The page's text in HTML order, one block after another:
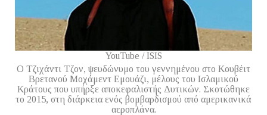
YouTube / ISIS
Ο Τζιχάντι Τζον, ψευδώνυμο του γεννημένου στο Κουβέιτ
Βρετανού Μοχάμεντ Εμουάζι, μέλους του Ισλαμικού
Κράτους που υπήρξε αποκεφαλιστής Δυτικών. Σκοτώθηκε
το 2015, στη διάρκεια ενός βομβαρδισμού από αμερικανικά
αεροπλάνα.